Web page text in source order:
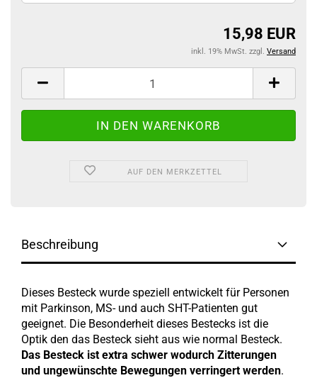
15,98 EUR
inkl. 19% MwSt. zzgl. Versand
AUF DEN MERKZETTEL
Beschreibung
Dieses Besteck wurde speziell entwickelt für Personen
mit Parkinson, MS- und auch SHT-Patienten gut
geeignet. Die Besonderheit dieses Bestecks ist die
Optik den das Besteck sieht aus wie normal Besteck.
Das Besteck ist extra schwer wodurch Zitterungen
und ungewünschte Bewegungen verringert werden.